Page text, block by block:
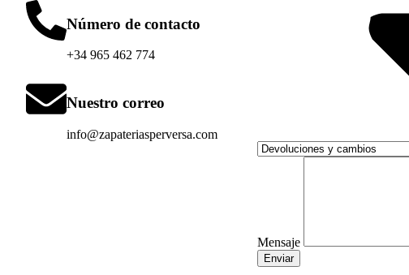
Número de contacto
+34 965 462 774​
Nuestro correo
info@zapateriasperversa.com
Mensaje
Enviar